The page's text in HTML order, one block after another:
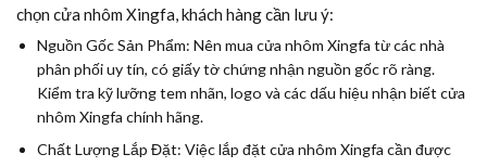
chọn cửa nhôm Xingfa, khách hàng cần lưu ý:
Nguồn Gốc Sản Phẩm: Nên mua cửa nhôm Xingfa từ các nhà
phân phối uy tín, có giấy tờ chứng nhận nguồn gốc rõ ràng.
Kiểm tra kỹ lưỡng tem nhãn, logo và các dấu hiệu nhận biết cửa
nhôm Xingfa chính hãng.
Chất Lượng Lắp Đặt: Việc lắp đặt cửa nhôm Xingfa cần được